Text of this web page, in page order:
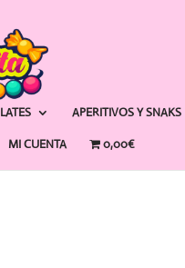
APERITIVOS Y SNAKS
MI CUENTA 0,00€